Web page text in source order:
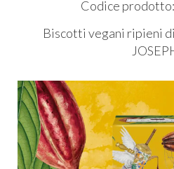
Codice
Biscotti vegani ripieni